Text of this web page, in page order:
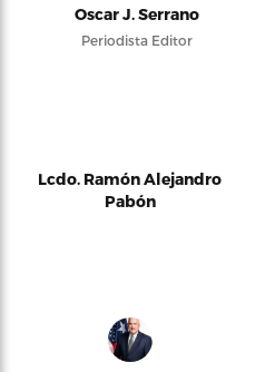
Oscar J. Serrano
Periodista Editor
Lcdo. Ramón Alejandro
Pabón